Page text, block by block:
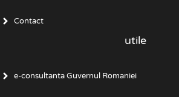
Contact
utile
e-consultanta Guvernul Romaniei